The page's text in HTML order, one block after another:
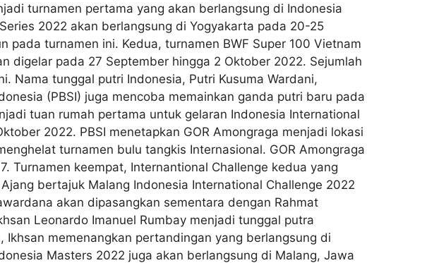
turnamen pertama yang akan berlangsung di Indonesia
2022 akan berlangsung di Yogyakarta pada 20-25
turnamen ini. Kedua, turnamen BWF Super 100 Vietnam
digelar pada 27 September hingga 2 Oktober 2022. Sejumlah
Nama tunggal putri Indonesia, Putri Kusuma Wardani,
(PBSI) juga mencoba memainkan ganda putri baru pada
tuan rumah pertama untuk gelaran Indonesia International
2022. PBSI menetapkan GOR Amongraga menjadi lokasi
turnamen bulu tangkis Internasional. GOR Amongraga
Turnamen keempat, Internantional Challenge kedua yang
bertajuk Malang Indonesia International Challenge 2022
akan dipasangkan sementara dengan Rahmat
Leonardo Imanuel Rumbay menjadi tunggal putra
memenangkan pertandingan yang berlangsung di
Masters 2022 juga akan berlangsung di Malang, Jawa